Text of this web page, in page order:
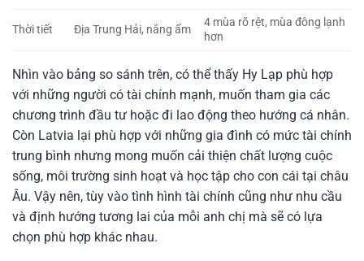
Thời tiết Địa Trung Hải, nắng ấm
4 mùa rõ rệt, mùa đông lạnh
hơn
Nhìn vào bảng so sánh trên, có thể thấy Hy Lạp phù hợp
với những người có tài chính mạnh, muốn tham gia các
chương trình đầu tư hoặc đi lao động theo hướng cá nhân.
Còn Latvia lại phù hợp với những gia đình có mức tài chính
trung bình nhưng mong muốn cải thiện chất lượng cuộc
sống, môi trường sinh hoạt và học tập cho con cái tại châu
Âu. Vậy nên, tùy vào tình hình tài chính cũng như nhu cầu
và định hướng tương lai của mỗi anh chị mà sẽ có lựa
chọn phù hợp khác nhau.